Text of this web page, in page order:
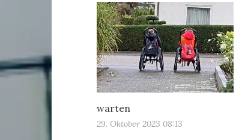
warten
29. Oktober 2023 08:13